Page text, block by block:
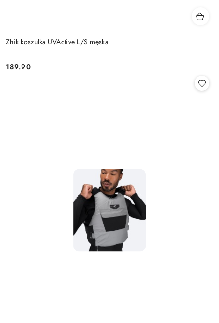
Zhik koszulka UVActive L/S męska
Cena:
189.90